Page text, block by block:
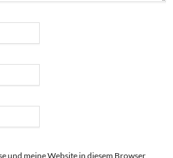
und meine Website in diesem Browser